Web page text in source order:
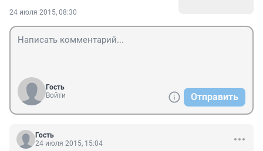
24 июля 2015, 08:30
Гость
Войти
Отправить
Гость
24 июля 2015, 15:04